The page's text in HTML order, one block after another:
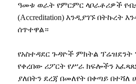
ዓመቱ ወራት የምርምር ላቦራቶሪዎች
(Accreditation) እንዲያገኙ በትኩረት
ሰጥተዋል።
የአስተዳደር ጉዳዮች ምክትል ፕሬዝደንት
የቀረበው ሪፖርት የሥራ ክፍሎችን
ያለበትን ደረጃ በመለየት በቀጣይ በተሻለ